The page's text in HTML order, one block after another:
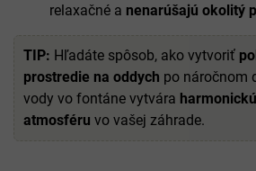
relaxačné a nenarúšajú okolitý
TIP: Hľadáte spôsob, ako vytvoriť
prostredie na oddych po náročnom
vody vo fontáne vytvára
atmosféru vo vašej záhrade.